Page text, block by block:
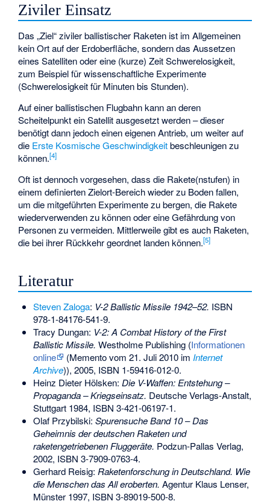
Ziviler Einsatz
Das „Ziel“ ziviler ballistischer Raketen ist im Allgemeinen
kein Ort auf der Erdoberfläche, sondern das Aussetzen
eines Satelliten oder eine (kurze) Zeit Schwerelosigkeit,
zum Beispiel für wissenschaftliche Experimente
(Schwerelosigkeit für Minuten bis Stunden).
Auf einer ballistischen Flugbahn kann an deren
Scheitelpunkt ein Satellit ausgesetzt werden – dieser
benötigt dann jedoch einen eigenen Antrieb, um weiter auf
die Erste Kosmische Geschwindigkeitbeschleunigen zu
können.[4]
Oft ist dennoch vorgesehen, dass die Rakete(nstufen) in
einem definierten Zielort-Bereich wieder zu Boden fallen,
um die mitgeführten Experimente zu bergen, die Rakete
wiederverwenden zu können oder eine Gefährdung von
Personen zu vermeiden. Mittlerweile gibt es auch Raketen,
die bei ihrer Rückkehr geordnet landen können.[5]
Literatur
Steven Zaloga: V-2 Ballistic Missile 1942–52. ISBN
978-1-84176-541-9.
Tracy Dungan: V-2: A Combat History of the First
Ballistic Missile. Westholme Publishing (Informationen
online
(Mementovom 21. Juli 2010 im Internet
Archive)), 2005, ISBN 1-59416-012-0.
Heinz Dieter Hölsken: Die V-Waffen: Entstehung –
Propaganda – Kriegseinsatz. Deutsche Verlags-Anstalt,
Stuttgart 1984, ISBN 3-421-06197-1.
Olaf Przybilski: Spurensuche Band 10–Das
Geheimnis der deutschen Raketen und
raketengetriebenen Fluggeräte. Podzun-Pallas Verlag,
2002, ISBN 3-7909-0763-4.
Gerhard Reisig: Raketenforschung in Deutschland. Wie
die Menschen das All eroberten. Agentur Klaus Lenser,
Münster 1997, ISBN 3-89019-500-8.